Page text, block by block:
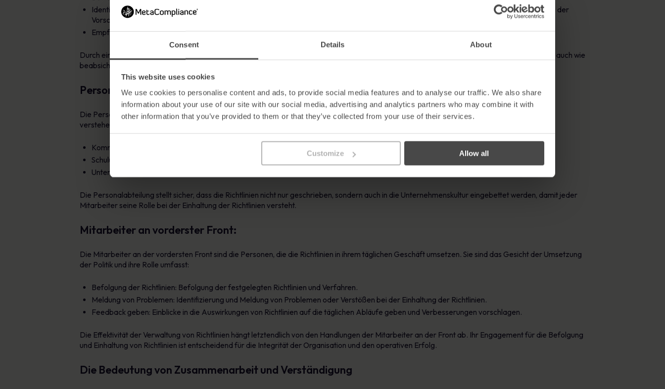
Consent Details About
This website uses cookies
We use cookies to personalise content and ads, to provide social media features and to analyse our traffic. We also share
information about your use of our site with our social media, advertising and analytics partners who may combine it with
other information that you’ve provided to them or that they’ve collected from your use of their services.
Customize Allow all
Identifizierung von Risiken: Aufzeigen von Bereichen, in denen die Richtlinien möglicherweise unzureichend sind oder in denen die Einhaltung der
Vorschriften gefährdet sein könnte.
Empfehlungen für Verbesserungen: Verbesserungsvorschläge zur Stärkung des politischen Rahmens.
Durch eine unvoreingenommene Prüfung trägt die Innenrevision dazu bei, sicherzustellen, dass die Richtlinien nicht nur vorhanden sind, sondern auch wie
beabsichtigt funktionieren, indem sie Lücken aufdeckt und gegebenenfalls Korrekturmaßnahmen empfiehlt.
Personalwesen:
Die Personalabteilung (HR) spielt eine entscheidende Rolle bei der Vermittlung von Richtlinien an die Mitarbeiter und stellt sicher, dass diese sie
verstehen und befolgen. Ihre Aufgaben umfassen:
Kommunikation von Richtlinien: Verteilung und Erläuterung von Richtlinien an alle Mitarbeiter.
Schulung und Entwicklung: Organisation von Schulungen, um die Mitarbeiter über neue und bestehende Richtlinien zu informieren.
Unterstützung und Anleitung: Bereitstellung von Ressourcen und Unterstützung, um Mitarbeitern bei der Einhaltung von Richtlinien zu helfen.
Die Personalabteilung stellt sicher, dass die Richtlinien nicht nur geschrieben, sondern auch in die Unternehmenskultur eingebettet werden, damit jeder
Mitarbeiter seine Rolle bei der Einhaltung der Richtlinien versteht.
Mitarbeiter an vorderster Front:
Die Mitarbeiter an der vordersten Front sind die Personen, die die Richtlinien in ihrem täglichen Geschäft umsetzen. Sie sind das Gesicht der Umsetzung
der Politik und ihre Rolle umfasst:
Befolgung der Richtlinien: Befolgung der festgelegten Richtlinien und Verfahren.
Meldung von Problemen: Identifizierung und Meldung von Problemen oder Verstößen bei der Einhaltung der Richtlinien.
Feedback geben: Einblicke in die Auswirkungen von Richtlinien auf die täglichen Abläufe geben und Verbesserungen vorschlagen.
Die Effektivität der Verwaltung von Richtlinien hängt letztendlich von den Handlungen der Mitarbeiter an der Front ab. Ihr Engagement für die Befolgung
und Einhaltung von Richtlinien ist entscheidend für die Integrität der Organisation und den operativen Erfolg.
Die Bedeutung von Zusammenarbeit und Verständigung